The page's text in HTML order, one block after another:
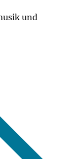
und